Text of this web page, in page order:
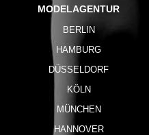
MODELAGENTUR
BERLIN
HAMBURG
DÜSSELDORF
KÖLN
MÜNCHEN
HANNOVER